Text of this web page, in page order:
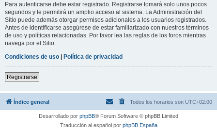
Para autenticarse debe estar registrado. Registrarse tomará solo unos pocos
segundos y le permitirá un amplio acceso al sistema. La Administración del
Sitio puede además otorgar permisos adicionales a los usuarios registrados.
Antes de identificarse asegúrese de estar familiarizado con nuestros términos
de uso y políticas relacionadas. Por favor lea las reglas de los foros mientras
navega por el Sitio.
Condiciones de uso | Política de privacidad
Registrarse
Índice general Todos los horarios son UTC+02:00
Desarrollado por phpBB® Forum Software © phpBB Limited
Traducción al español por phpBB España